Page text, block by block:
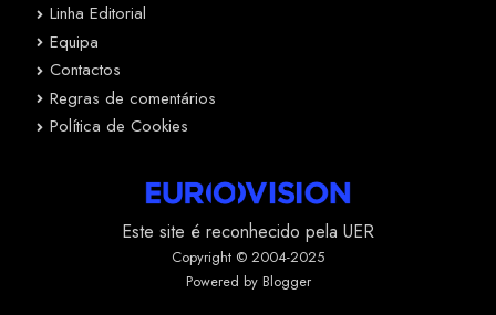
Linha Editorial
Equipa
Contactos
Regras de comentários
Política de Cookies
Este site é reconhecido pela UER
Copyright © 2004-2025
Powered by Blogger